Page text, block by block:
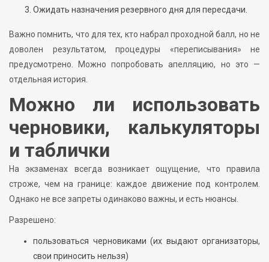
Ожидать назначения резервного дня для пересдачи.
Важно помнить, что для тех, кто набрал проходной балл, но не
доволен результатом, процедуры «переписывания» не
предусмотрено. Можно попробовать апелляцию, но это —
отдельная история.
Можно ли использовать
черновики, калькуляторы
и таблички
На экзаменах всегда возникает ощущение, что правила
строже, чем на границе: каждое движение под контролем.
Однако не все запреты одинаково важны, и есть нюансы.
Разрешено:
пользоваться черновиками (их выдают организаторы,
свои приносить нельзя)